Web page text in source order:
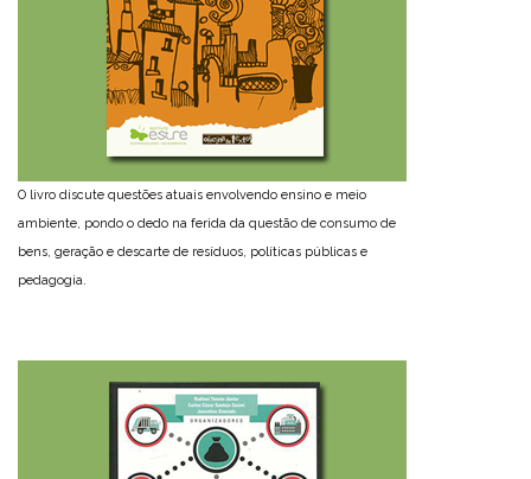
O livro discute questões atuais envolvendo ensino e meio
ambiente, pondo o dedo na ferida da questão de consumo de
bens, geração e descarte de resíduos, políticas públicas e
pedagogia.